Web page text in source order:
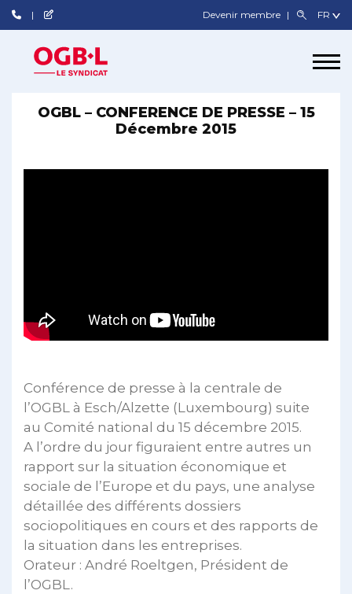
Devenir membre
OGBL – CONFERENCE DE PRESSE – 15
Décembre 2015
Conférence de presse à la centrale de
l’OGBL à Esch/Alzette (Luxembourg) suite
au Comité national du 15 décembre 2015.
A l’ordre du jour figuraient entre autres un
rapport sur la situation économique et
sociale de l’Europe et du pays, une analyse
détaillée des différents dossiers
sociopolitiques en cours et des rapports de
la situation dans les entreprises.
Orateur : André Roeltgen, Président de
l’OGBL.